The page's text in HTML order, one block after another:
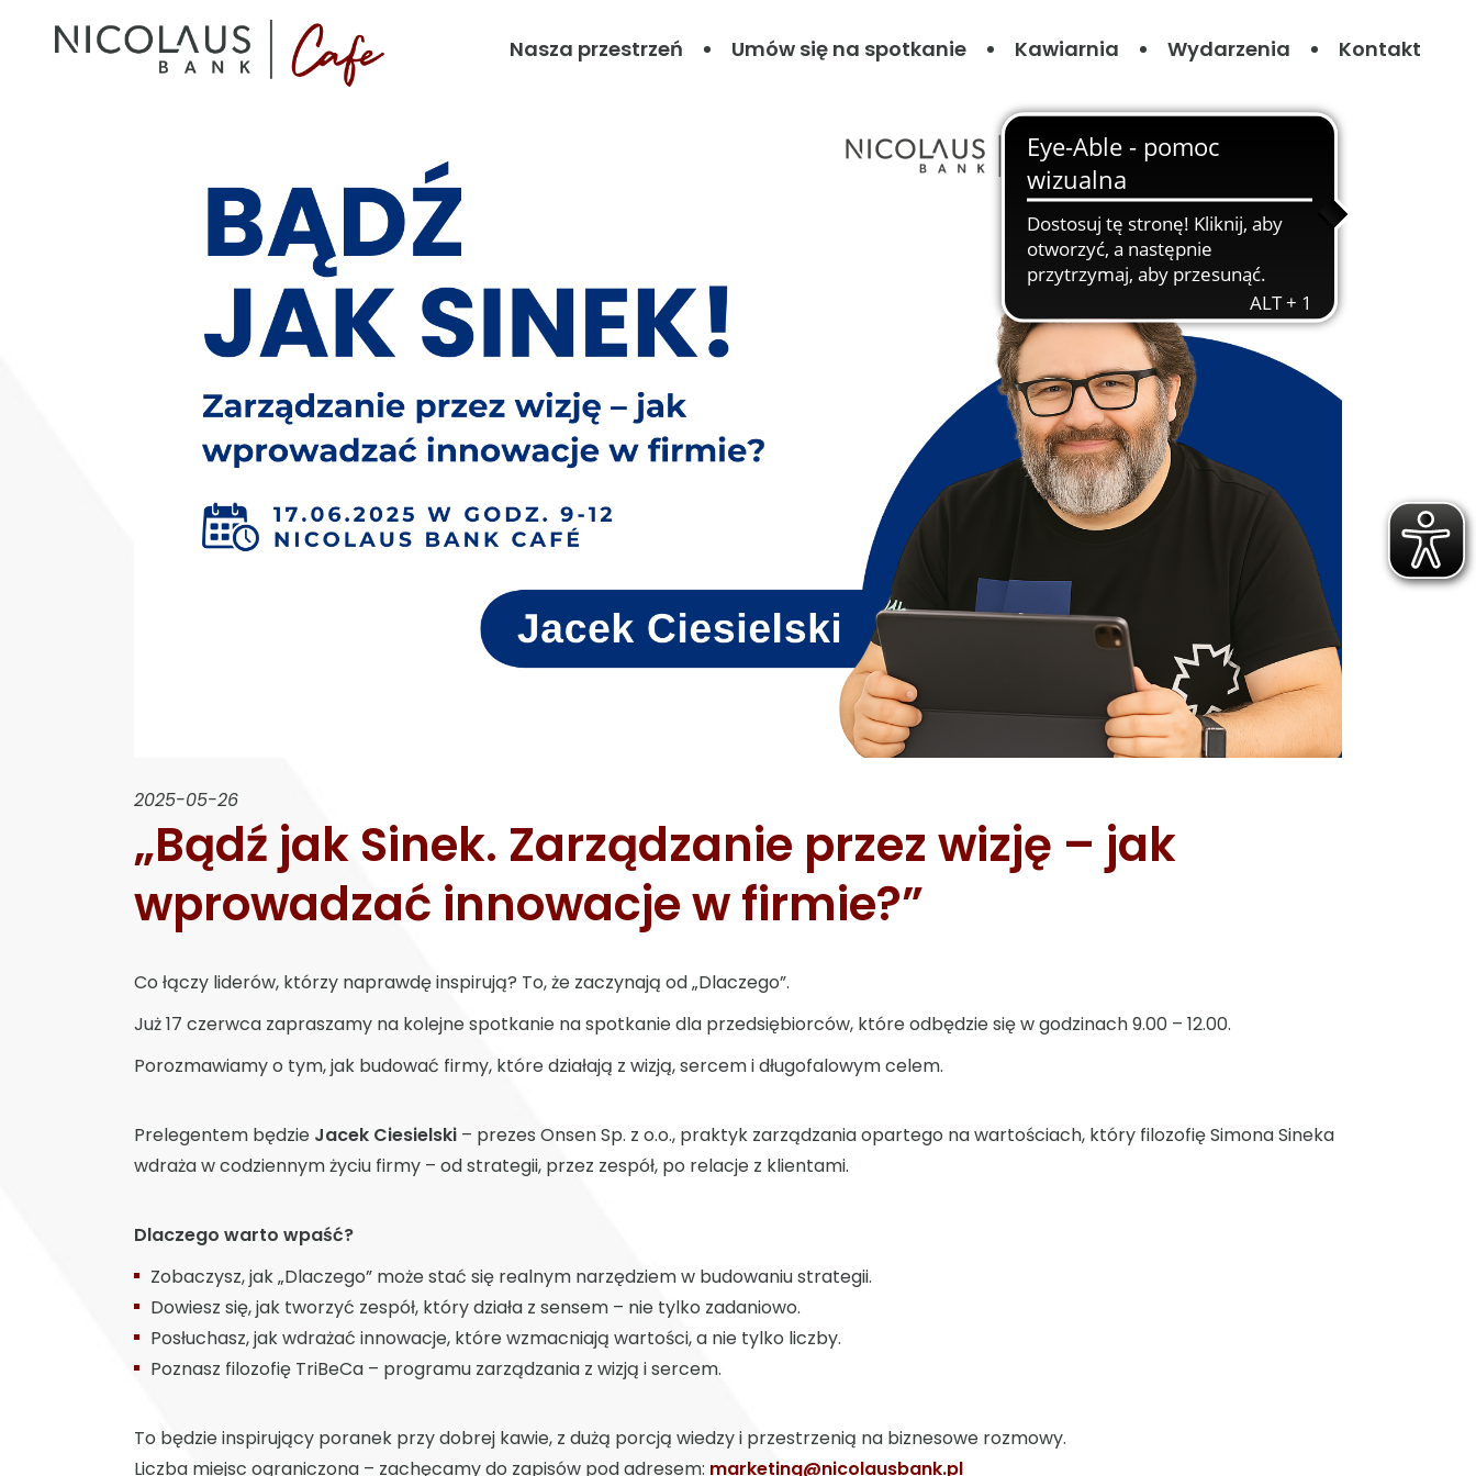
Nasza przestrzeń Umów się na spotkanie Kawiarnia Wydarzenia Kontakt
2025-05-26
„Bądź jak Sinek. Zarządzanie przez wizję – jak
wprowadzać innowacje w firmie?”
Co łączy liderów, którzy naprawdę inspirują? To, że zaczynają od „Dlaczego”.
Już 17 czerwca zapraszamy na kolejne spotkanie na spotkanie dla przedsiębiorców, które odbędzie się w godzinach 9.00 – 12.00.
Porozmawiamy o tym, jak budować firmy, które działają z wizją, sercem i długofalowym celem.
Prelegentem będzie Jacek Ciesielski – prezes Onsen Sp. z o.o., praktyk zarządzania opartego na wartościach, który filozofię Simona Sineka
wdraża w codziennym życiu firmy – od strategii, przez zespół, po relacje z klientami.
Dlaczego warto wpaść?
Zobaczysz, jak „Dlaczego” może stać się realnym narzędziem w budowaniu strategii.
Dowiesz się, jak tworzyć zespół, który działa z sensem – nie tylko zadaniowo.
Posłuchasz, jak wdrażać innowacje, które wzmacniają wartości, a nie tylko liczby.
Poznasz filozofię TriBeCa – programu zarządzania z wizją i sercem.
To będzie inspirujący poranek przy dobrej kawie, z dużą porcją wiedzy i przestrzenią na biznesowe rozmowy.
Liczba miejsc ograniczona – zachęcamy do zapisów pod adresem: marketing@nicolausbank.pl